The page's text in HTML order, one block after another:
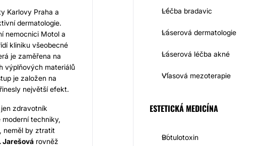
Karlovy Praha a
dermatologie.
nemocnici Motol a
kliniku všeobecné
je zaměřena na
výplňových materiálů
je založen na
největší efekt.
zdravotník
techniky,
neměl by ztratit
Jarešová rovněž
Léčba bradavic
Laserová dermatologie
Laserová léčba akné
Vlasová mezoterapie
ESTETICKÁ MEDICÍNA
Botulotoxin